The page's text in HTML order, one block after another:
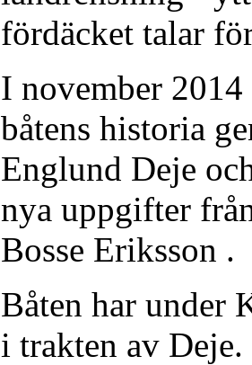
fördäcket talar
I november
båtens historia
Englund Deje
nya uppgifter
Bosse Eriksson .
Båten har under
i trakten av